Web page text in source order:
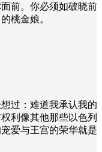
前。你必须如破晓前
桃金娘。
过：难道我承认我的
利像其他那些以色列
爱与王宫的荣华就是